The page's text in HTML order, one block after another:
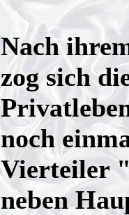
Nach
zog sich
noch
Vierteiler
neben